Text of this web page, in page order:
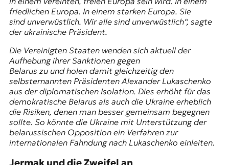
friedlichen Europa. In einem starken Europa. Sie
sind unverwüstlich. Wir alle sind unverwüstlich“, sagte
der ukrainische Präsident.
Die Vereinigten Staaten wenden sich aktuell der
Aufhebung ihrer Sanktionen gegen
Belarus zu und holen damit gleichzeitig den
selbsternannten Präsidenten Alexander Lukaschenko
aus der diplomatischen Isolation. Dies erhöht für das
demokratische Belarus als auch die Ukraine erheblich
die Risiken, denen man besser gemeinsam begegnen
sollte. So könnte die Ukraine mit Unterstützung der
belarussischen Opposition ein Verfahren zur
internationalen Fahndung nach Lukaschenko einleiten.